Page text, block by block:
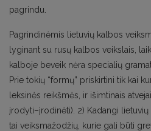
pagrindu.
Pagrindinėmis lietuvių kalbos
lyginant su rusų kalbos veikslais,
kalboje beveik nėra specialių
Prie tokių “formų” priskirtini tik kai
leksinės reikšmės, ir išimtinais
įrodyti–įrodinėti). 2) Kadangi
tai veiksmažodžių, kurie gali būti